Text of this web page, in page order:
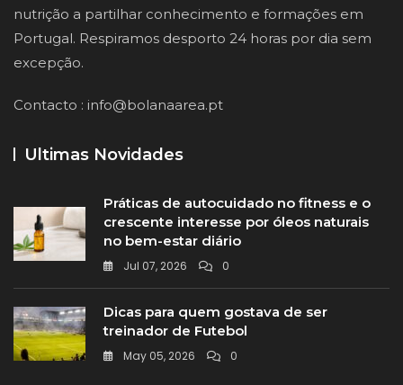
nutrição a partilhar conhecimento e formações em
Portugal. Respiramos desporto 24 horas por dia sem
excepção.
Contacto : info@bolanaarea.pt
Ultimas Novidades
Práticas de autocuidado no fitness e o
crescente interesse por óleos naturais
no bem-estar diário
Jul 07, 2026 0
Dicas para quem gostava de ser
treinador de Futebol
May 05, 2026 0